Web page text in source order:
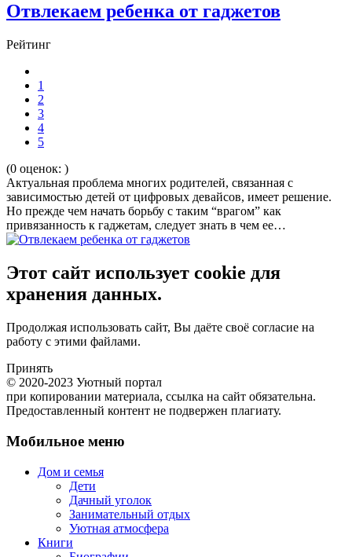
Отвлекаем ребенка от гаджетов
Рейтинг
1
2
3
4
5
(0 оценок: )
Актуальная проблема многих родителей, связанная с
зависимостью детей от цифровых девайсов, имеет решение.
Но прежде чем начать борьбу с таким “врагом” как
привязанность к гаджетам, следует знать в чем ее…
Этот сайт использует cookie для
хранения данных.
Продолжая использовать сайт, Вы даёте своё согласие на
работу с этими файлами.
Принять
© 2020-2023 Уютный портал
при копировании материала, ссылка на сайт обязательна.
Предоставленный контент не подвержен плагиату.
Мобильное меню
Дом и семья
Дети
Дачный уголок
Занимательный отдых
Уютная атмосфера
Книги